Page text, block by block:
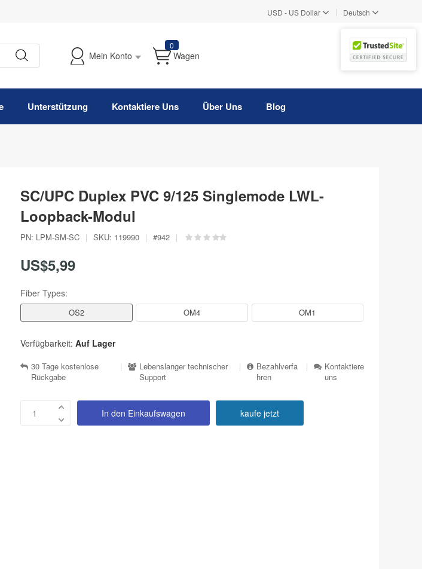
USD - US Dollar | Deutsch
Mein Konto
0
Wagen
Unterstützung Kontaktiere Uns Über Uns Blog
SC/UPC Duplex PVC 9/125 Singlemode LWL-
Loopback-Modul
PN: LPM-SM-SC | SKU: 119990 | #942 |
US$5,99
Fiber Types:
OS2 OM4 OM1
Verfügbarkeit: Auf Lager
30 Tage kostenlose
Rückgabe
|
Lebenslanger technischer
Support
|
Bezahlverfa
hren
|
Kontaktiere
uns
In den Einkaufswagen kaufe jetzt